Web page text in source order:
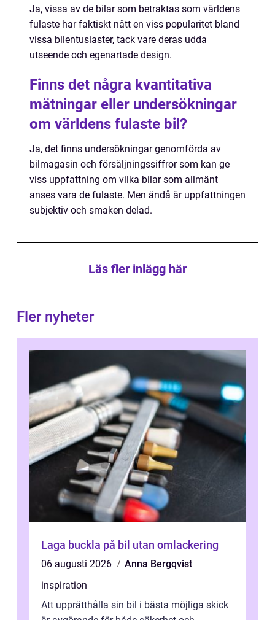
Ja, vissa av de bilar som betraktas som världens
fulaste har faktiskt nått en viss popularitet bland
vissa bilentusiaster, tack vare deras udda
utseende och egenartade design.
Finns det några kvantitativa
mätningar eller undersökningar
om världens fulaste bil?
Ja, det finns undersökningar genomförda av
bilmagasin och försäljningssiffror som kan ge
viss uppfattning om vilka bilar som allmänt
anses vara de fulaste. Men ändå är uppfattningen
subjektiv och smaken delad.
Läs fler inlägg här
Fler nyheter
Laga buckla på bil utan omlackering
06 augusti 2026
Anna Bergqvist
inspiration
Att upprätthålla sin bil i bästa möjliga skick